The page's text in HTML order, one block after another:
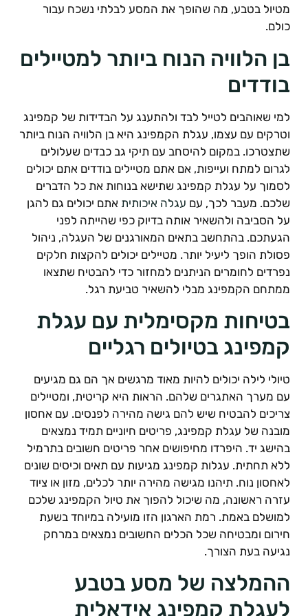
בטבע, מה שהופך את המסע לבלתי נשכח עבור
הלוויה הנוח ביותר למטיילים
שאוהבים לטייל לבד ולהתענג על הבדידות של קמפינג
עם עצמו, עגלת הקמפינג היא בן הלוויה הנוח ביותר
במקום להיסחב עם תיקי גב כבדים שעלולים
למתח ועייפות, אם אתם מטיילים בודדים אתם יכולים
על עגלת קמפינג שתישא בנוחות את כל הדברים
מעבר לכך, עםעגלה איכותיתאתם יכולים גם להגן
הסביבה ולהשאיר אותה בדיוק כפי שהייתה לפני
בהתחשב בתאים המאורגנים של העגלה, ניהול
הופך ליעיל יותר. מטיילים יכולים להקצות חלקים
לחומרים הניתנים למחזור כדי להבטיח שתצאו
הקמפינג מבלי להשאיר טביעת רגל.
מקסימלית עם עגלת
בטיולים רגליים
לילה יכולים להיות מאוד מרגשים אך הם גם מגיעים
מערך האתגרים שלהם. הראות היא קריטית, ומטיילים
להבטיח שיש להם גישה מהירה לפנסים. עם אחסון
של עגלת קמפינג, פריטים חיוניים תמיד נמצאים
יד. היפרדו מחיפושים אחר פריטים חשובים בתרמיל
תחתית. עגלות קמפינג מגיעות עם תאים וכיסים שונים
נוח. תיהנו מגישה מהירה יותר לכלים, מזון או ציוד
ראשונה, מה שיכול להפוך את טיול הקמפינג שלכם
באמת. רמת הארגון הזו מועילה במיוחד בשעת
ומבטיחה שכל הכלים החשובים נמצאים במרחק
בעת הצורך.
של מסע בטבע
קמפינג אידאלית